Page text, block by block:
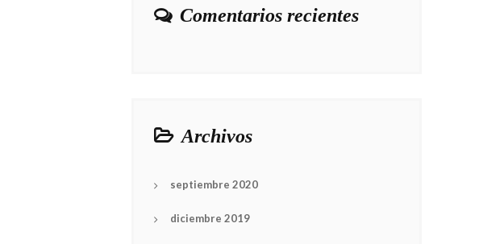
Comentarios recientes
Archivos
septiembre 2020
diciembre 2019